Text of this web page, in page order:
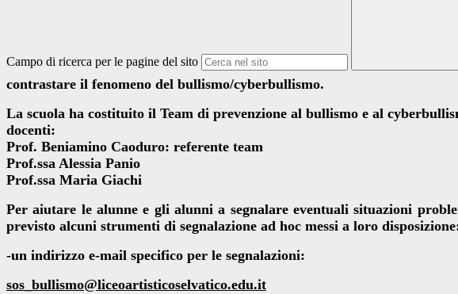
Campo di ricerca per le pagine del sito
contrastare il fenomeno del bullismo/cyberbullismo.
La scuola ha costituito il Team di prevenzione al bullismo e al
docenti:
Prof. Beniamino Caoduro: referente team
Prof.ssa Alessia Panio
Prof.ssa Maria Giachi
Per aiutare le alunne e gli alunni a segnalare eventuali situazioni
previsto alcuni strumenti di segnalazione ad hoc messi a loro
-un indirizzo e-mail specifico per le segnalazioni:
sos_bullismo@liceoartisticoselvatico.edu.it